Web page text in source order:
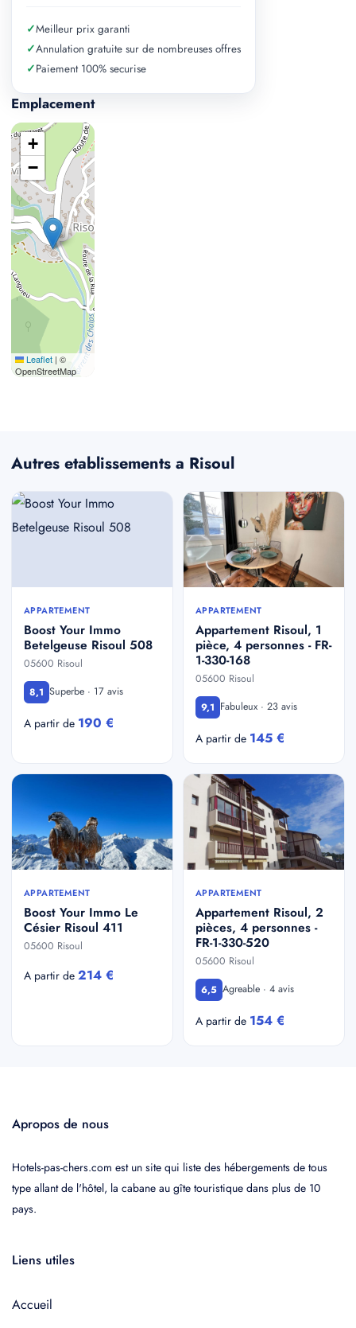
Emplacement
+
−
Leaflet | ©
OpenStreetMap
✓Meilleur prix garanti
✓Annulation gratuite sur de nombreuses offres
✓Paiement 100% securise
Autres etablissements a Risoul
APPARTEMENT
Boost Your Immo
Betelgeuse Risoul 508
05600 Risoul
8,1 Superbe · 17 avis
A partir de 190 €
APPARTEMENT
Appartement Risoul, 1
pièce, 4 personnes - FR-
1-330-168
05600 Risoul
9,1 Fabuleux · 23 avis
A partir de 145 €
APPARTEMENT
Boost Your Immo Le
Césier Risoul 411
05600 Risoul
A partir de 214 €
APPARTEMENT
Appartement Risoul, 2
pièces, 4 personnes -
FR-1-330-520
05600 Risoul
6,5 Agreable · 4 avis
A partir de 154 €
Apropos de nous
Hotels-pas-chers.com est un site qui liste des hébergements de tous
type allant de l'hôtel, la cabane au gîte touristique dans plus de 10
pays.
Liens utiles
Accueil